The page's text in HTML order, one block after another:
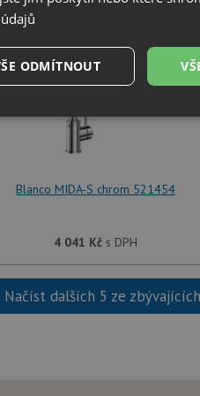
430/270-U kávová 523160 +
Blanco MIDA-S chrom 521454
4 041 Kč s DPH
Načíst dalších 5 ze
ODMÍTNOUT
cílení Funkční soubory
stránek, jako je přihlášení uživatele a